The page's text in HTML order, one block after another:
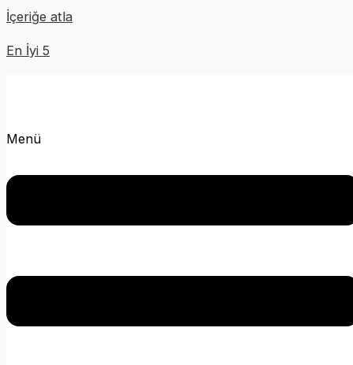
İçeriğe atla
En İyi 5
Menü